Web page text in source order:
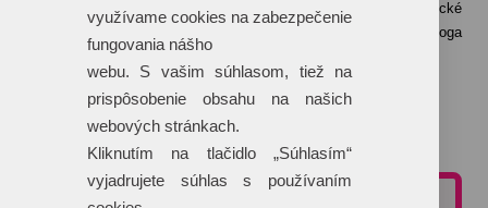
Logo do tlačového a teda krivkového formátu Vám naše grafické
štúdio dokáže „prekresliť“ na základe zaslaného iného formátu loga
(napríklad JPG formát).
využívame cookies na zabezpečenie
fungovania nášho
webu. S vašim súhlasom, tiež na
prispôsobenie obsahu na našich
webových stránkach.
Kliknutím na tlačidlo „Súhlasím“
vyjadrujete súhlas s používaním